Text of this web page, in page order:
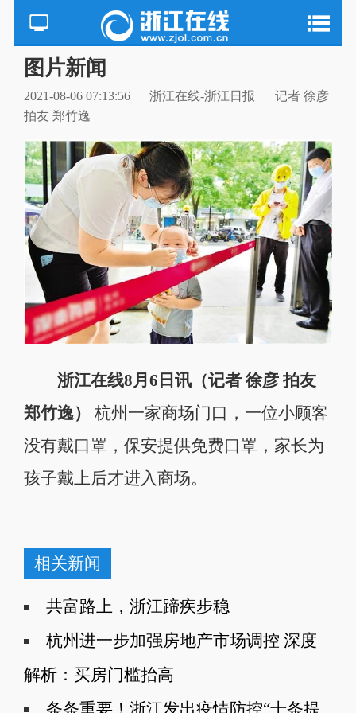
图片新闻
2021-08-06 07:13:56 浙江在线-浙江日报
记者 徐彦
拍友 郑竹逸
浙江在线8月6日讯（记者 徐彦 拍友
郑竹逸）
杭州一家商场门口，一位小顾客
没有戴口罩，保安提供免费口罩，家长为
孩子戴上后才进入商场。
相关新闻
共富路上，浙江蹄疾步稳
杭州进一步加强房地产市场调控 深度
解析：买房门槛抬高
条条重要！浙江发出疫情防控“十条提